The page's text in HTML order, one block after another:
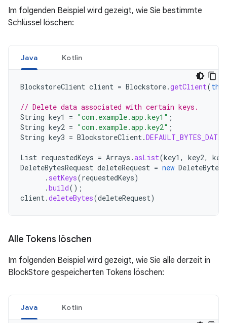
Im folgenden Beispiel wird gezeigt, wie Sie bestimmte
Schlüssel löschen:
Java Kotlin
BlockstoreClient client = Blockstore.getClient(this
// Delete data associated with certain keys.
String key1 = "com.example.app.key1" ;
String key2 = "com.example.app.key2" ;
String key3 = BlockstoreClient.
List requestedKeys = Arrays .asList(key1 , key2,
DeleteBytesRequest deleteRequest = new
. setKeys(requestedKeys)
.build();
client.deleteBytes(deleteRequest)
Alle Tokens löschen
Im folgenden Beispiel wird gezeigt, wie Sie alle derzeit in
BlockStore gespeicherten Tokens löschen:
Java Kotlin